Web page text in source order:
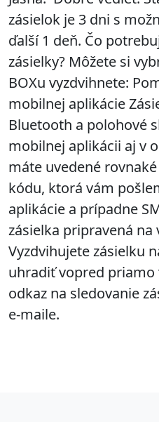
zásielok je 3 dni s
ďalší 1 deň. Čo
zásielky? Môžete si
BOXu vyzdvihnete:
mobilnej aplikácie
Bluetooth a polohové
mobilnej aplikácii aj v
máte uvedené
kódu, ktorá vám
aplikácie a prípadne
zásielka pripravená na
Vyzdvihujete zásielku
uhradiť vopred priamo
odkaz na sledovanie
e-maile.